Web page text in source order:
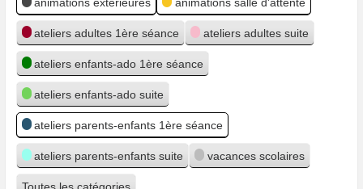
animations extérieures animations salle d'attente
ateliers adultes 1ère séance ateliers adultes suite
ateliers enfants-ado 1ère séance
ateliers enfants-ado suite
ateliers parents-enfants 1ère séance
ateliers parents-enfants suite vacances scolaires